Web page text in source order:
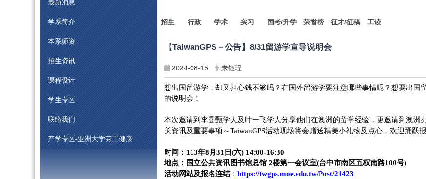
最新消息
学系简介
本系师资
招生资讯
课程设计
学生专区
联络我们
产学专区-亚洲大学劳工健康
招生 行政 学术 实习 国考/升学 荣誉榜 征才/征稿 工读
【TaiwanGPS－公告】8/31留游学宣导说明会
2024-08-15 朱钰珵
想出国留游学，却又担心钱不够吗？在国外留游学要注意哪些事情呢？想要出国
的说明会！
本次邀请到李曼甄学人及叶一飞学人分享他们在澳洲的留学经验，更邀请到澳
关资讯及重要事项～TaiwanGPS活动现场将会赠送精美小礼物及点心，欢迎踊跃报
时间： 113年8 月 31 日(六) 14:00-16:30
地点：国立公共资讯图书馆总馆2楼第一会议室(台中市南区五权南路100号)
活动网站及报名连结： https://twgps.moe.edu.tw/Post/21423